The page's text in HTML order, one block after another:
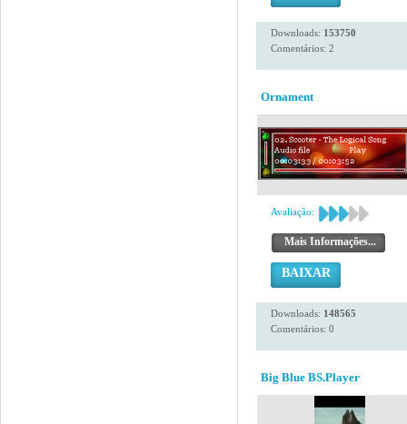
Downloads: 153750
Comentários: 2
Ornament
Avaliação:
Mais Informações...
BAIXAR
Downloads: 148565
Comentários: 0
Big Blue BS.Player